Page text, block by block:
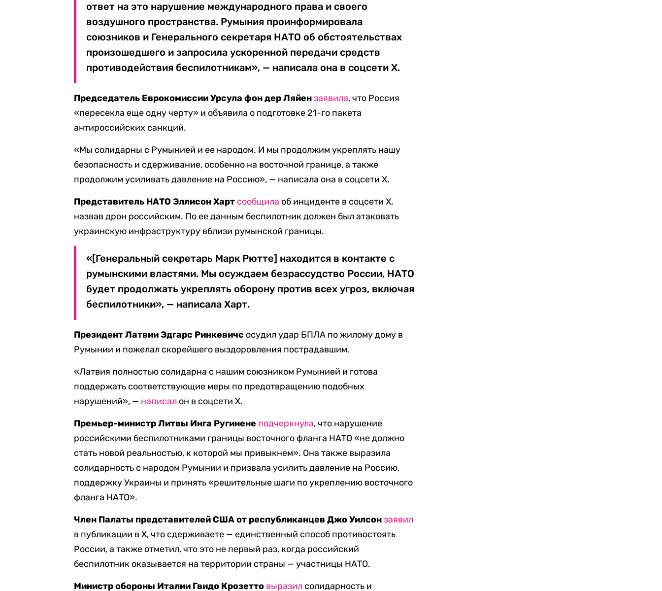
ответ на это нарушение международного права и своего
воздушного пространства. Румыния проинформировала
союзников и Генерального секретаря НАТО об обстоятельствах
произошедшего и запросила ускоренной передачи средств
противодействия беспилотникам», — написала она в соцсети X.
Председатель Еврокомиссии Урсула фон дер Ляйензаявила, что Россия
«пересекла еще одну черту» и объявила о подготовке 21-го пакета
антироссийских санкций.
«Мы солидарны с Румынией и ее народом. И мы продолжим укреплять нашу
безопасность и сдерживание, особенно на восточной границе, а также
продолжим усиливать давление на Россию», — написала она в соцсети X.
Представитель НАТО Эллисон Харт сообщила об инциденте в соцсети X,
назвав дрон российским. По ее данным беспилотник должен был атаковать
украинскую инфраструктуру вблизи румынской границы.
«[Генеральный секретарь Марк Рютте] находится в контакте с
румынскими властями. Мы осуждаем безрассудство России, НАТО
будет продолжать укреплять оборону против всех угроз, включая
беспилотники», — написала Харт.
Президент Латвии Эдгарс Ринкевичс осудил удар БПЛА по жилому дому в
Румынии и пожелал скорейшего выздоровления пострадавшим.
«Латвия полностью солидарна с нашим союзником Румынией и готова
поддержать соответствующие меры по предотвращению подобных
нарушений», — написал он в соцсети X.
Премьер-министр Литвы Инга Ругинене подчеркнула, что нарушение
российскими беспилотниками границы восточного фланга НАТО «не должно
стать новой реальностью, к которой мы привыкнем». Она также выразила
солидарность с народом Румынии и призвала усилить давление на Россию,
поддержку Украины и принять «решительные шаги по укреплению восточного
фланга НАТО».
Член Палаты представителей США от республиканцев Джо Уилсонзаявил
в публикации в X, что сдерживаете — единственный способ противостоять
России, а также отметил, что это не первый раз, когда российский
беспилотник оказывается на территории страны — участницы НАТО.
Министр обороны Италии Гвидо Крозетто выразил солидарность и